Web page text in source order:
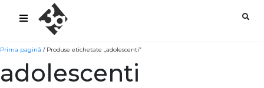
sold-out-button {{acf:sold_out}}
Prima pagină / Produse etichetate „adolescenti”
adolescenti